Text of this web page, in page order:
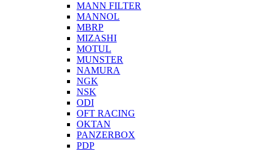
MANN FILTER
MANNOL
MBRP
MIZASHI
MOTUL
MUNSTER
NAMURA
NGK
NSK
ODI
OFT RACING
OKTAN
PANZERBOX
PDP